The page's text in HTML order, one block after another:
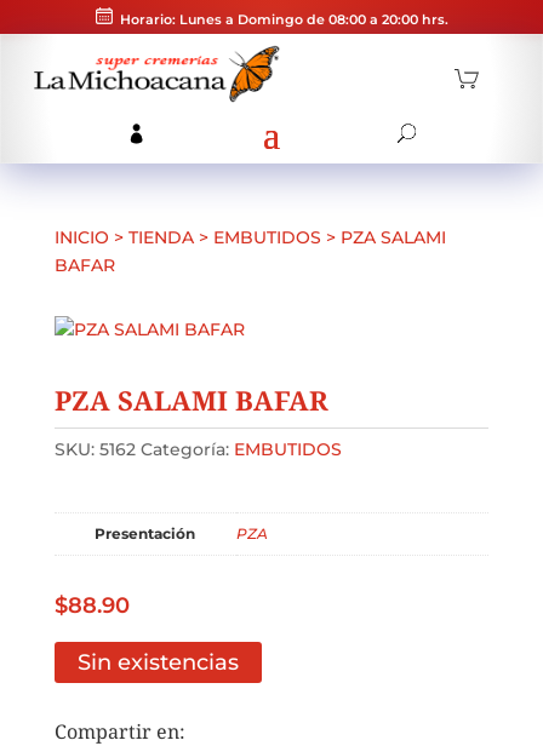
Horario: Lunes a Domingo de 08:00 a 20:00 hrs.
INICIO > TIENDA> EMBUTIDOS > PZA SALAMI
BAFAR
PZA SALAMI BAFAR
SKU: 5162 Categoría: EMBUTIDOS
Presentación PZA
$88.90
Sin existencias
Compartir en: